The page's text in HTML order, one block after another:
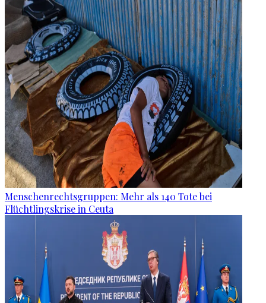
Menschenrechtsgruppen: Mehr als 140 Tote bei
Flüchtlingskrise in Ceuta